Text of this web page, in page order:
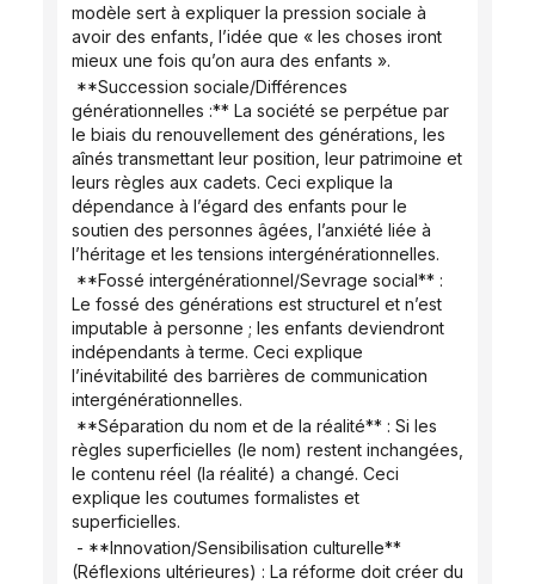
modèle sert à expliquer la pression sociale à
avoir des enfants, l’idée que « les choses iront
mieux une fois qu’on aura des enfants ».
générationnelles :** La société se perpétue par
le biais du renouvellement des générations, les
aînés transmettant leur position, leur patrimoine et
leurs règles aux cadets. Ceci explique la
dépendance à l’égard des enfants pour le
soutien des personnes âgées, l’anxiété liée à
l’héritage et les tensions intergénérationnelles.
Le fossé des générations est structurel et n’est
imputable à personne ; les enfants deviendront
indépendants à terme. Ceci explique
l’inévitabilité des barrières de communication
intergénérationnelles.
règles superficielles (le nom) restent inchangées,
le contenu réel (la réalité) a changé. Ceci
explique les coutumes formalistes et
superficielles.
(Réflexions ultérieures) : La réforme doit créer du